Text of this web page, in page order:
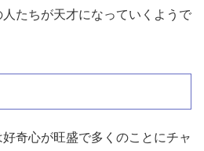
たちが天才になっていくようで
奇心が旺盛で多くのことにチャ